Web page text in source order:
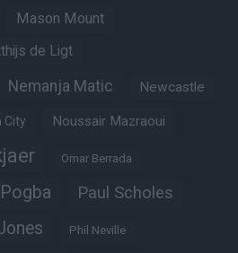
Mason Mount
de Ligt
Nemanja Matic Newcastle
City Noussair Mazraoui
Omar Berrada
Paul Scholes
Phil Neville